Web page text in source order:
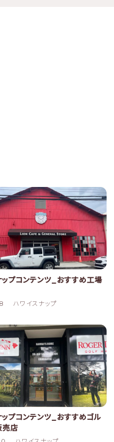
ップコンテンツ_おすすめ工場
ハワイスナップ
ップコンテンツ_おすすめゴル
売店